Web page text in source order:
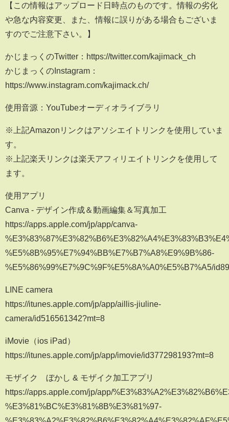
【この情報はアップロード日時点のものです。情報の劣化
や急な内容変更、また、情報に誤りがある場合もございま
すのでご注意下さい。】
かじまっくのTwitter：https://twitter.com/kajimack_ch
かじまっくのInstagram：
https://www.instagram.com/kajimack.ch/
使用音源：YouTubeオーディオライブラリ
※上記Amazonリンクはアソシエイトリンクを使用していま
す。
※上記楽天リンクは楽天アフィリエイトリンクを使用して
ます。
使用アプリ
Canva - デザイン作成＆動画編集＆写真加工
https://apps.apple.com/jp/app/canva-
%E5%8B%95%E7%94%BB%E7%B7%A8%E9%9B%86-
%E5%86%99%E7%9C%9F%E5%8A%A0%E5%B7%A5/
LINE camera
https://itunes.apple.com/jp/app/aillis-jiuline-
camera/id516561342?mt=8
iMovie（ios iPad）
https://itunes.apple.com/jp/app/imovie/id377298193?mt=8
モザイク ぼかし & モザイク加工アプリ
https://apps.apple.com/jp/app/
%E3%81%BC%E3%81%8B%E3%81%97-